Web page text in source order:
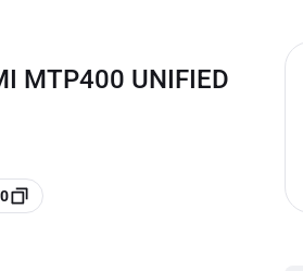
MTP400 UNIFIED